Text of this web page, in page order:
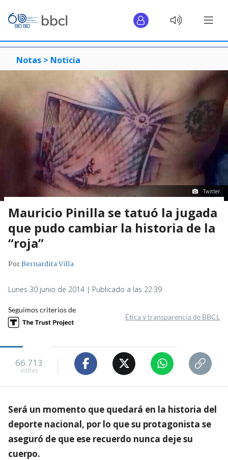
Notas > Noticia
Twitter
Mauricio Pinilla se tatuó la jugada
que pudo cambiar la historia de la
“roja”
PorBernardita Villa
Lunes 30 junio de 2014 | Publicado a las 22:39
Seguimos criterios de
Ética y transparencia de BBCL
66.713
visitas
Será un momento que quedará en la historia del
deporte nacional, por lo que su protagonista se
aseguró de que ese recuerdo nunca deje su
cuerpo.